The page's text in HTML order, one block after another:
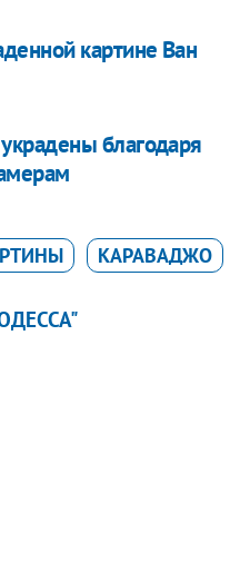
картине Ван
благодаря
КАРАВАДЖО